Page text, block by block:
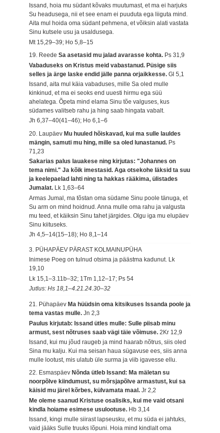
Issand, hoia mu südant kõvaks muutumast, et ma ei harjuks
Su headusega, nii et see enam ei puuduta ega liiguta mind.
Aita mul hoida oma südant pehmena, et võiksin alati vastata
Sinu kutsele usu ja usaldusega.
Mt 15,29–39; Ho 5,8–15
19. ReedeSa asetasid mu jalad avarasse kohta. Ps 31,9
Vabaduseks on Kristus meid vabastanud. Püsige siis
selles ja ärge laske endid jälle panna orjaikkesse.Gl 5,1
Issand, aita mul käia vabaduses, mille Sa oled mulle
kinkinud, et ma ei seoks end uuesti hirmu ega süü
ahelatega. Õpeta mind elama Sinu tõe valguses, kus
südames valitseb rahu ja hing saab hingata vabalt.
Jh 6,37–40(41–46); Ho 6,1–6
20. LaupäevMu huuled hõiskavad, kui ma sulle lauldes
mängin, samuti mu hing, mille sa oled lunastanud. Ps
71,23
Sakarias palus lauakese ning kirjutas: "Johannes on
tema nimi." Ja kõik imestasid. Aga otsekohe läksid ta suu
ja keelepaelad lahti ning ta hakkas rääkima, ülistades
Jumalat. Lk 1,63–64
Armas Jumal, ma tõstan oma südame Sinu poole tänuga, et
Su arm on mind hoidnud. Anna mulle oma rahu ja valgusta
mu teed, et käiksin Sinu tahet järgides. Olgu iga mu elupäev
Sinu kiituseks.
Jh 4,5–14(15–18); Ho 8,1–14
3. PÜHAPÄEV PÄRAST KOLMAINUPÜHA
Inimese Poeg on tulnud otsima ja päästma kadunut. Lk
19,10
Lk 15,1–3.11b–32; 1Tm 1,12–17; Ps 54
Jutlus: Hs 18,1–4.21.24.30–32
21. Pühapäev Ma hüüdsin oma kitsikuses Issanda poole ja
tema vastas mulle.Jn 2,3
Paulus kirjutab: Issand ütles mulle: Sulle piisab minu
armust, sest nõtruses saab vägi täie võimuse.2Kr 12,9
Issand, kui mu jõud raugeb ja mind haarab nõtrus, siis oled
Sina mu kalju. Kui ma seisan haua sügavuse ees, siis anna
mulle lootust, mis ulatub üle surma ja viib igavesse ellu.
22. Esmaspäev Nõnda ütleb Issand: Ma mäletan su
noorpõlve kiindumust, su mõrsjapõlve armastust, kui sa
käisid mu järel kõrbes, külvamata maal.Jr 2,2
Me oleme saanud Kristuse osalisiks, kui me vaid otsani
kindla hoiame esimese usulootuse. Hb 3,14
Issand, kingi mulle siirast lapseusku, et mu süda ei jahtuks,
vaid jääks Sulle truuks lõpuni. Hoia mind kindlalt oma